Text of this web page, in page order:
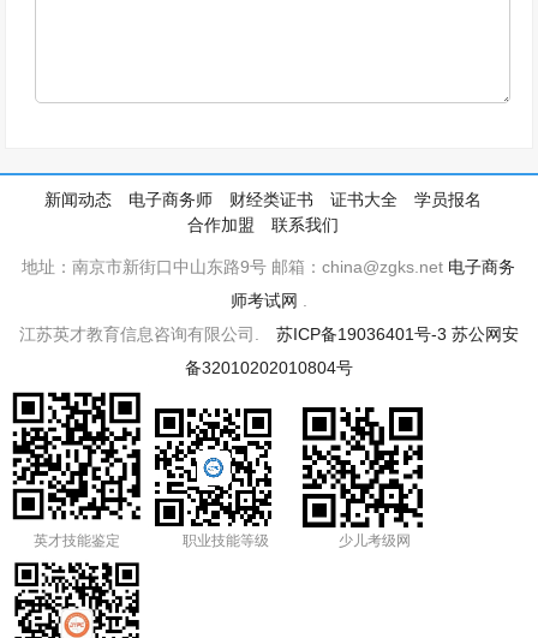
新闻动态 电子商务师 财经类证书 证书大全
学员报名
合作加盟
联系我们
地址：南京市新街口中山东路9号 邮箱：china@zgks.net 电子商务
师考试网
江苏英才教育信息咨询有限公司. 苏ICP备19036401号-3 苏公网安
备32010202010804号
英才技能鉴定 职业技能等级 少儿考级网